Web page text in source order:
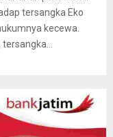
tersangka Eko
kecewa.